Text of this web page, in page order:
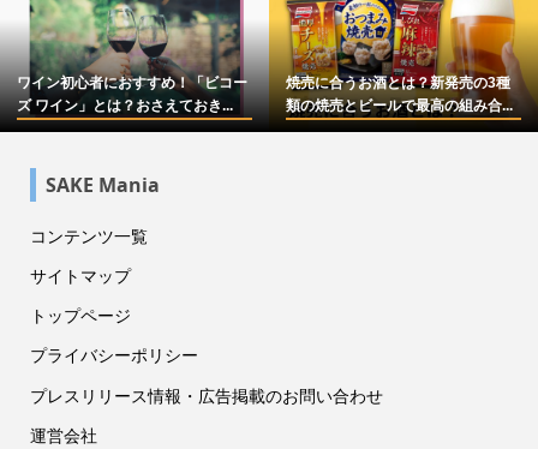
ワイン初心者におすすめ！「ビコー
ズ ワイン」とは？おさえておき...
焼売に合うお酒とは？新発売の3種
類の焼売とビールで最高の組み合...
SAKE Mania
コンテンツ一覧
サイトマップ
トップページ
プライバシーポリシー
プレスリリース情報・広告掲載のお問い合わせ
運営会社